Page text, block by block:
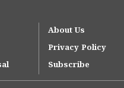
About Us
Privacy Policy
Subscribe